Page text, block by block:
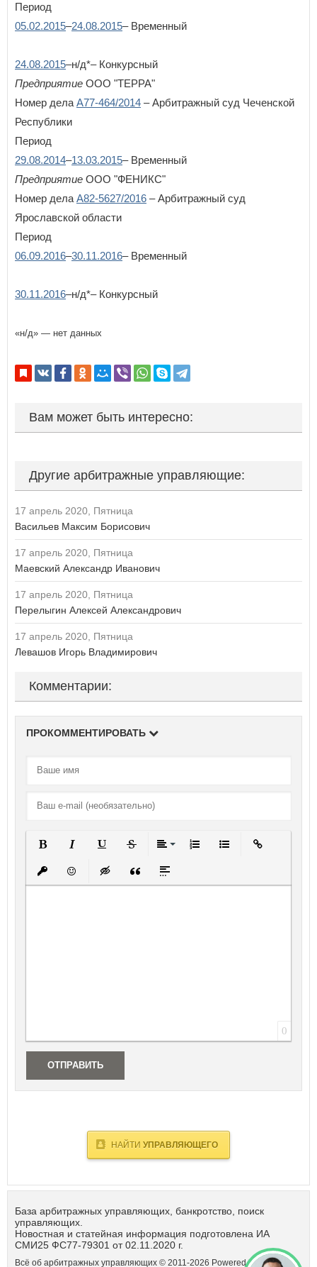
Период
05.02.2015–24.08.2015– Временный
24.08.2015–н/д*– Конкурсный
Предприятие ООО "ТЕРРА"
Номер дела А77-464/2014 – Арбитражный суд Чеченской
Республики
Период
29.08.2014–13.03.2015– Временный
Предприятие ООО "ФЕНИКС"
Номер дела А82-5627/2016 – Арбитражный суд
Ярославской области
Период
06.09.2016–30.11.2016– Временный
30.11.2016–н/д*– Конкурсный
«н/д» — нет данных
Вам может быть интересно:
Другие арбитражные управляющие:
17 апрель 2020, Пятница
Васильев Максим Борисович
17 апрель 2020, Пятница
Маевский Александр Иванович
17 апрель 2020, Пятница
Перелыгин Алексей Александрович
17 апрель 2020, Пятница
Левашов Игорь Владимирович
Комментарии:
ПРОКОММЕНТИРОВАТЬ
Вставить защищенную ссылку
Вставить смайлик
Вставка скрытого текста
Вставка цитаты
Вставка спойлера
0
ОТПРАВИТЬ
НАЙТИ УПРАВЛЯЮЩЕГО
База арбитражных управляющих, банкротство, поиск
управляющих.
Новостная и статейная информация подготовлена ИА
СМИ25 ФС77-79301 от 02.11.2020 г.
Всё об арбитражных управляющих © 2011-2026 Powered by DataLife